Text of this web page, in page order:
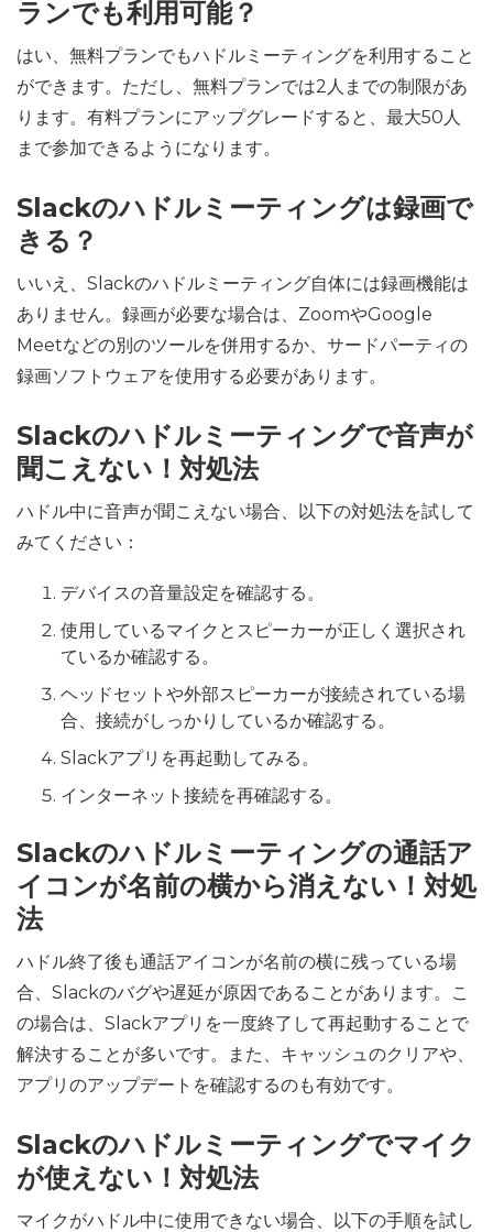
ランでも利用可能？
はい、無料プランでもハドルミーティングを利用すること
ができます。ただし、無料プランでは2人までの制限があ
ります。有料プランにアップグレードすると、最大50人
まで参加できるようになります。
Slackのハドルミーティングは録画で
きる？
いいえ、Slackのハドルミーティング自体には録画機能は
ありません。録画が必要な場合は、ZoomやGoogle
Meetなどの別のツールを併用するか、サードパーティの
録画ソフトウェアを使用する必要があります。
Slackのハドルミーティングで音声が
聞こえない！対処法
ハドル中に音声が聞こえない場合、以下の対処法を試して
みてください：
デバイスの音量設定を確認する。
使用しているマイクとスピーカーが正しく選択され
ているか確認する。
ヘッドセットや外部スピーカーが接続されている場
合、接続がしっかりしているか確認する。
Slackアプリを再起動してみる。
インターネット接続を再確認する。
Slackのハドルミーティングの通話ア
イコンが名前の横から消えない！対処
法
ハドル終了後も通話アイコンが名前の横に残っている場
合、Slackのバグや遅延が原因であることがあります。こ
の場合は、Slackアプリを一度終了して再起動することで
解決することが多いです。また、キャッシュのクリアや、
アプリのアップデートを確認するのも有効です。
Slackのハドルミーティングでマイク
が使えない！対処法
マイクがハドル中に使用できない場合、以下の手順を試し